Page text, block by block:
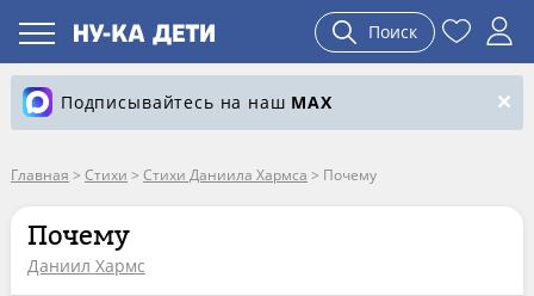
Поиск
Подписывайтесь на наш MAX
Главная > Стихи > Стихи Даниила Хармса > Почему
Почему
Даниил Хармс